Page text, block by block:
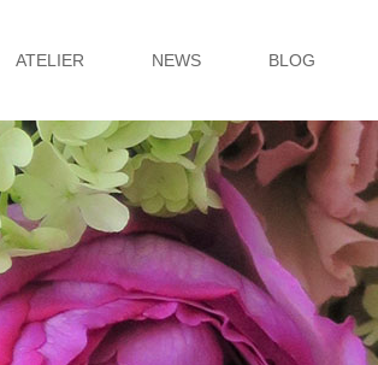
ATELIER NEWS BLOG